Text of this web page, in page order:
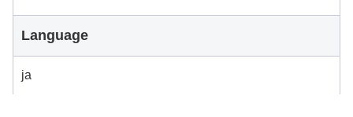
Language
ja